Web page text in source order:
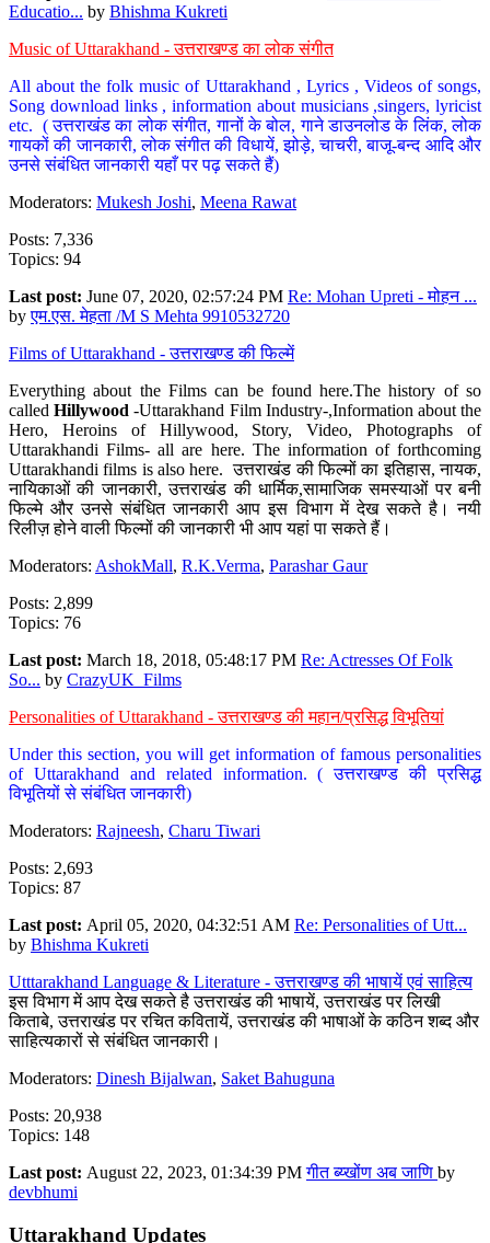
Educatio... by Bhishma Kukreti
Music of Uttarakhand - उत्तराखण्ड का लोक संगीत
All about the folk music of Uttarakhand , Lyrics , Videos of songs,
Song download links , information about musicians ,singers, lyricist
etc. ( उत्तराखंड का लोक संगीत, गानों के बोल, गाने डाउनलोड के लिंक, लोक
गायकों की जानकारी, लोक संगीत की विधायें, झोड़े, चाचरी, बाजू-बन्द आदि और
उनसे संबंधित जानकारी यहाँ पर पढ़ सकते हैं)
Moderators: Mukesh Joshi, Meena Rawat
Posts: 7,336
Topics: 94
Last post: June 07, 2020, 02:57:24 PM Re: Mohan Upreti - मोहन ...
byएम.एस. मेहता /M S Mehta 9910532720
Films of Uttarakhand - उत्तराखण्ड की फिल्में
Everything about the Films can be found here.The history of so
calledHillywood-Uttarakhand Film Industry-,Information about the
Hero, Heroins of Hillywood, Story, Video, Photographs of
Uttarakhandi Films- all are here. The information of forthcoming
Uttarakhandi films is also here. उत्तराखंड की फिल्मों का इतिहास, नायक,
नायिकाओं की जानकारी, उत्तराखंड की धार्मिक,सामाजिक समस्याओं पर बनी
फिल्मे और उनसे संबंधित जानकारी आप इस विभाग में देख सकते है। नयी
रिलीज़ होने वाली फिल्मों की जानकारी भी आप यहां पा सकते हैं।
Moderators: AshokMall, R.K.Verma, Parashar Gaur
Posts: 2,899
Topics: 76
Last post: March 18, 2018, 05:48:17 PM Re: Actresses Of Folk
So... by CrazyUK_Films
Personalities of Uttarakhand - उत्तराखण्ड की महान/प्रसिद्ध विभूतियां
Under this section, you will get information of famous personalities
of Uttarakhand and related information. ( उत्तराखण्ड की प्रसिद्ध
विभूतियों से संबंधित जानकारी)
Moderators: Rajneesh, Charu Tiwari
Posts: 2,693
Topics: 87
Last post: April 05, 2020, 04:32:51 AM Re: Personalities of Utt...
by Bhishma Kukreti
Utttarakhand Language & Literature - उत्तराखण्ड की भाषायें एवं साहित्य
इस विभाग में आप देख सकते है उत्तराखंड की भाषायें, उत्तराखंड पर लिखी
किताबे, उत्तराखंड पर रचित कवितायें, उत्तराखंड की भाषाओं के कठिन शब्द और
साहित्यकारों से संबंधित जानकारी।
Moderators: Dinesh Bijalwan, Saket Bahuguna
Posts: 20,938
Topics: 148
Last post: August 22, 2023, 01:34:39 PMगीत ब्य्खोंण अब जाणि by
devbhumi
Uttarakhand Updates